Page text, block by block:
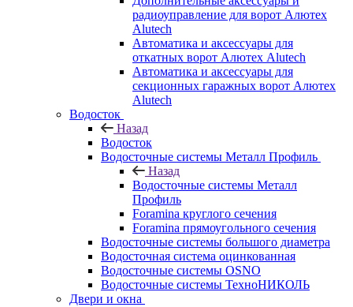
радиоуправление для ворот Алютех
Alutech
Автоматика и аксессуары для
откатных ворот Алютех Alutech
Автоматика и аксессуары для
секционных гаражных ворот Алютех
Alutech
Водосток
Назад
Водосток
Водосточные системы Металл Профиль
Назад
Водосточные системы Металл
Профиль
Foramina круглого сечения
Foramina прямоугольного сечения
Водосточные системы большого диаметра
Водосточная система оцинкованная
Водосточные системы OSNO
Водосточные системы ТехноНИКОЛЬ
Двери и окна